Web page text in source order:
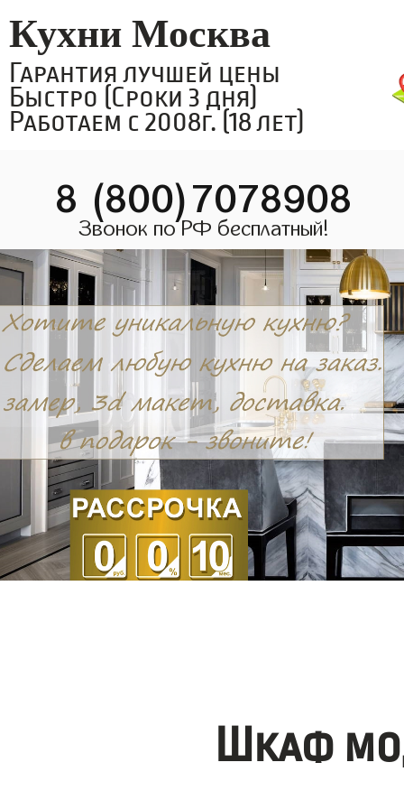
Кухни Москва
Гарантия лучшей цены
Быстро (Сроки 3 дня)
Работаем с 2008г. (18 лет)
8 (800)7078908
Звонок по РФ бесплатный!
Шкаф